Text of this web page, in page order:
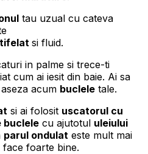
tau uzual cu cateva
si fluid.
in palme si trece-ti
cum ai iesit din baie. Ai sa
acum buclele tale.
si ai folosit uscatorul cu
buclele cu ajutotul uleiului
parul ondulat este mult mai
face foarte bine.